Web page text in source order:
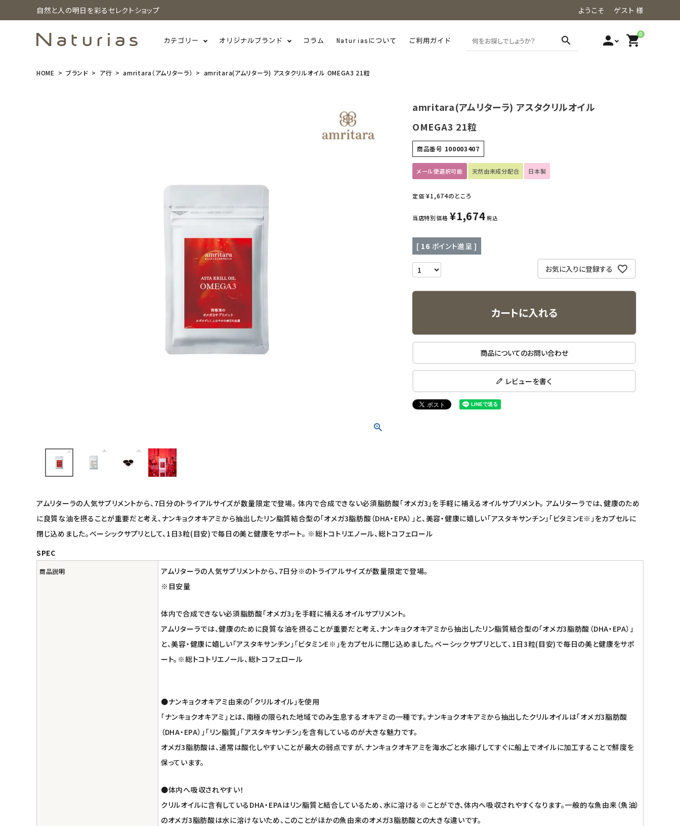
自然と人の明日を彩るセレクトショップ ようこそ ゲスト 様
カテゴリー オリジナルブランド コラム Naturiasについて ご利用ガイド search person 0
shopping_cart
インナー・下着・ナイトウェア
キッズ・ベビー・マタニティ
フード・ドリンク
HOME ブランド ア行 amritara（アムリターラ） amritara(アムリターラ) アスタクリルオイル OMEGA3 21粒
amritara(アムリターラ) アスタクリルオイル
OMEGA3 21粒
商品番号 100003407
メール便選択可能 天然由来成分配合 日本製
定価 ¥1,674のところ
当店特別価格 ¥1,674 税込
[ 16 ポイント進呈 ]
お気に入りに登録する
カートに入れる
商品についてのお問い合わせ
レビューを書く
アムリターラの人気サプリメントから、7日分のトライアルサイズが数量限定で登場。 体内で合成できない必須脂肪酸「オメガ3」を手軽に補えるオイルサプリメント。 アムリターラでは、健康のため
に良質な油を摂ることが重要だと考え、ナンキョクオキアミから抽出したリン脂質結合型の「オメガ3脂肪酸（DHA・EPA）」と、美容・健康に嬉しい「アスタキサンチン」「ビタミンE※」をカプセルに
閉じ込めました。ベーシックサプリとして、1日3粒(目安)で毎日の美と健康をサポート。 ※総トコトリエノール、総トコフェロール
SPEC
商品説明
アムリターラの人気サプリメントから、7日分※のトライアルサイズが数量限定で登場。
※目安量
体内で合成できない必須脂肪酸「オメガ3」を手軽に補えるオイルサプリメント。
アムリターラでは、健康のために良質な油を摂ることが重要だと考え、ナンキョクオキアミから抽出したリン脂質結合型の「オメガ3脂肪酸（DHA・EPA）」
と、美容・健康に嬉しい「アスタキサンチン」「ビタミンE※」をカプセルに閉じ込めました。ベーシックサプリとして、1日3粒(目安)で毎日の美と健康をサポ
ート。※総トコトリエノール、総トコフェロール
●ナンキョクオキアミ由来の「クリルオイル」を使用
「ナンキョクオキアミ」とは、南極の限られた地域でのみ生息するオキアミの一種です。ナンキョクオキアミから抽出したクリルオイルは「オメガ3脂肪酸
（DHA・EPA）」「リン脂質」「アスタキサンチン」を含有しているのが大きな魅力です。
オメガ3脂肪酸は、通常は酸化しやすいことが最大の弱点ですが、ナンキョクオキアミを海水ごと水揚げしてすぐに船上でオイルに加工することで鮮度を
保っています。
●体内へ吸収されやすい！
クリルオイルに含有しているDHA・EPAはリン脂質と結合しているため、水に溶ける※ことができ、体内へ吸収されやすくなります。一般的な魚由来（魚油）
のオメガ3脂肪酸は水に溶けないため、このことがほかの魚由来のオメガ3脂肪酸との大きな違いです。